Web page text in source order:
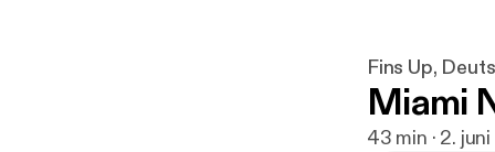
Fins Up,
Miami
43 min · 2.